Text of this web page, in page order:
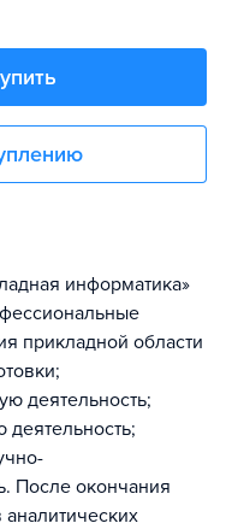
информатика»
прикладной области
деятельность;
После окончания